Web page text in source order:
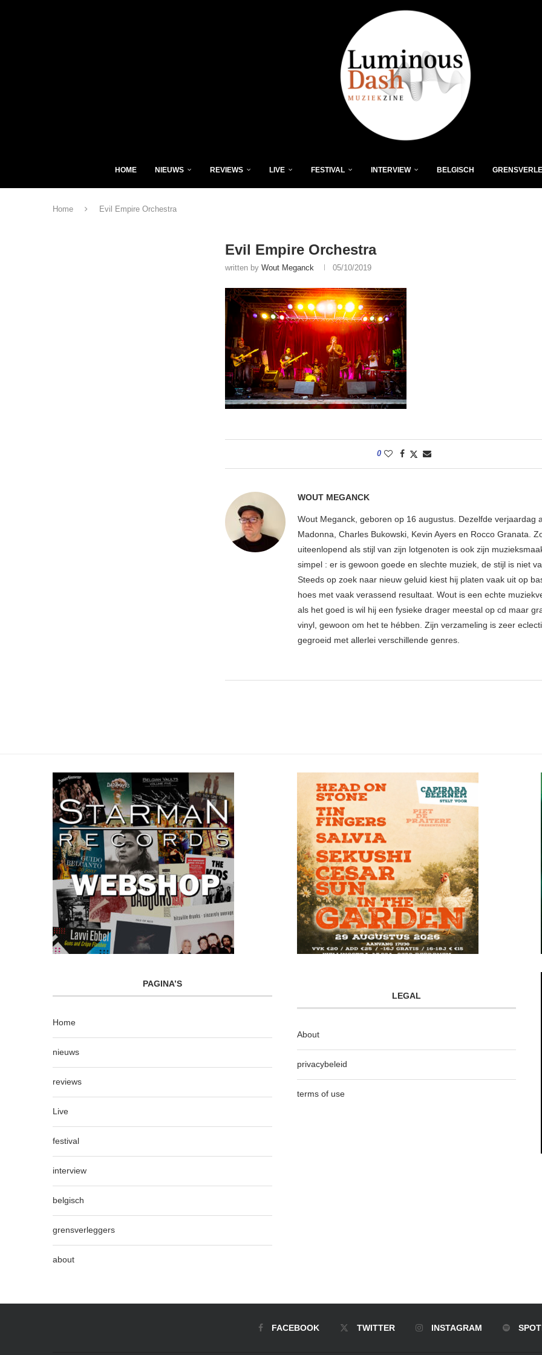
HOME NIEUWS REVIEWS LIVE FESTIVAL INTERVIEW BELGISCH
Home Evil Empire Orchestra
Evil Empire Orchestra
written by Wout Meganck 05/10/2019
0
WOUT MEGANCK
Wout Meganck, geboren op 16 augustus. Dezelfde verjaardag
Madonna, Charles Bukowski, Kevin Ayers en Rocco Granata.
uiteenlopend als stijl van zijn lotgenoten is ook zijn
simpel : er is gewoon goede en slechte muziek, de stijl is niet
Steeds op zoek naar nieuw geluid kiest hij platen vaak uit op
hoes met vaak verassend resultaat. Wout is een echte
als het goed is wil hij een fysieke drager meestal op cd maar
vinyl, gewoon om het te hébben. Zijn verzameling is zeer
gegroeid met allerlei verschillende genres.
PAGINA’S
Home
nieuws
reviews
Live
festival
interview
belgisch
grensverleggers
about
LEGAL
About
privacybeleid
terms of use
FACEBOOK TWITTER INSTAGRAM